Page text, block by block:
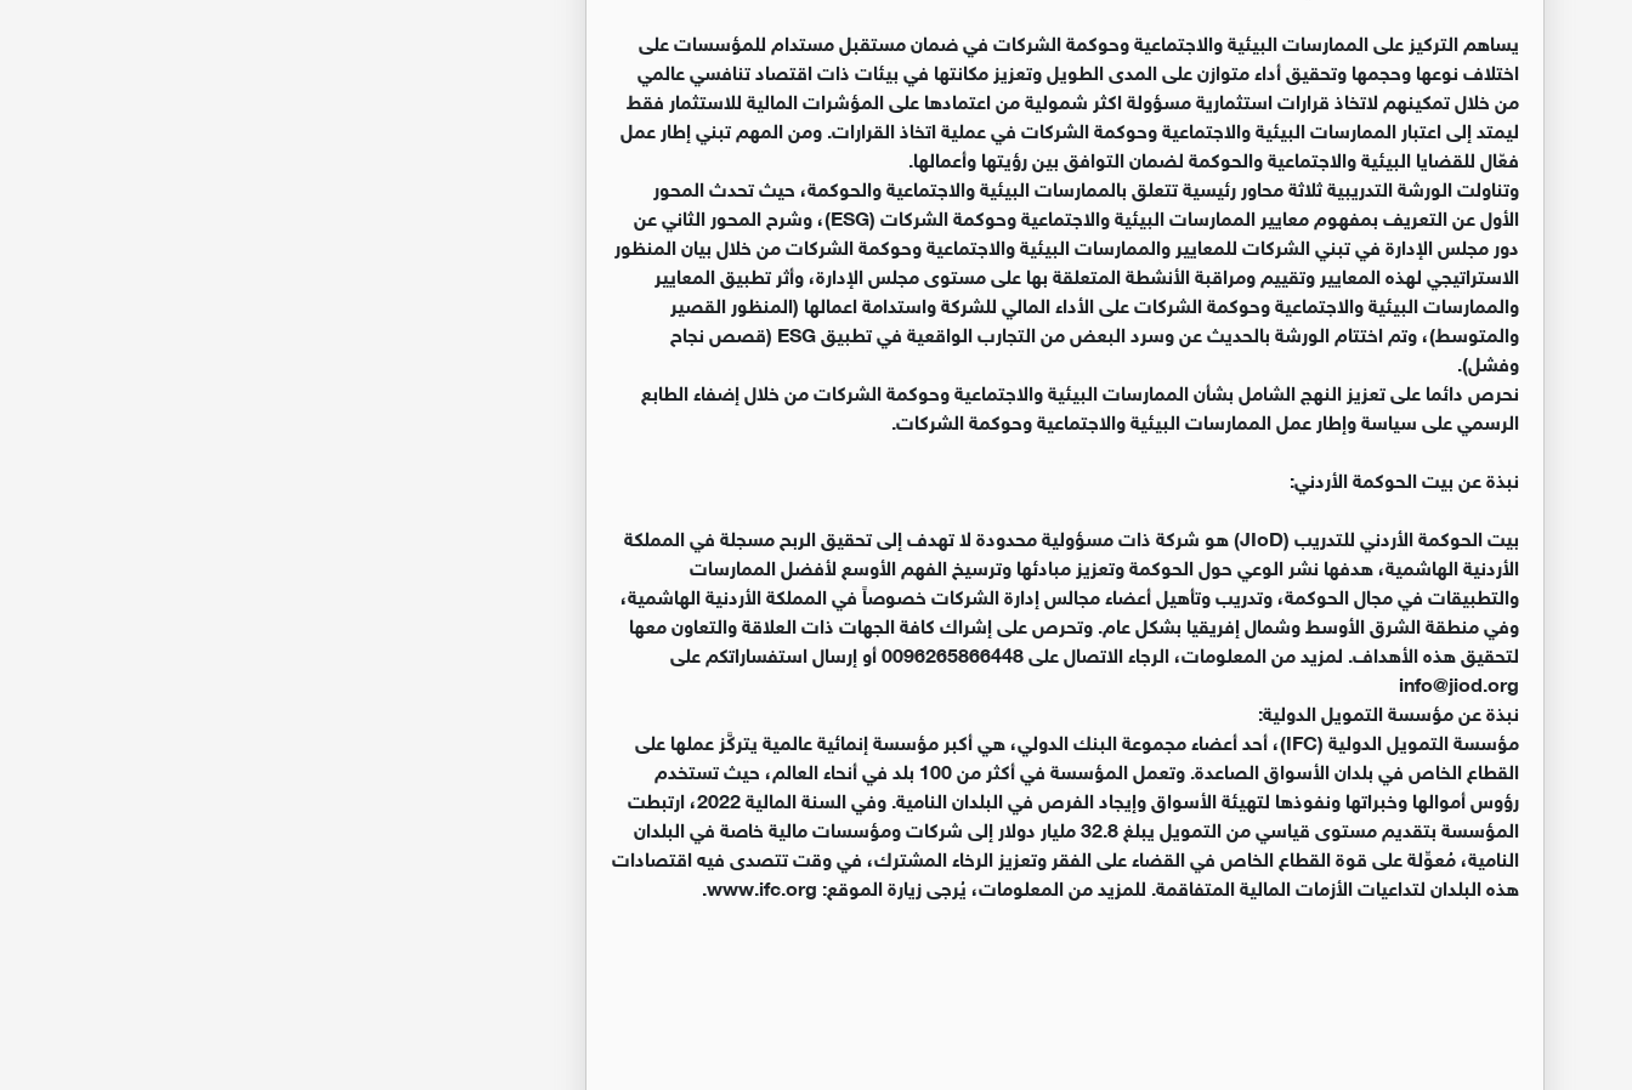
يساهم التركيز على الممارسات البيئية والاجتماعية وحوكمة الشركات في ضمان مستقبل مستدام للمؤسسات على
اختلاف نوعها وحجمها وتحقيق أداء متوازن على المدى الطويل وتعزيز مكانتها في بيئات ذات اقتصاد تنافسي عالمي
من خلال تمكينهم لاتخاذ قرارات استثمارية مسؤولة اكثر شمولية من اعتمادها على المؤشرات المالية للاستثمار فقط
ليمتد إلى اعتبار الممارسات البيئية والاجتماعية وحوكمة الشركات في عملية اتخاذ القرارات. ومن المهم تبني إطار عمل
فعّال للقضايا البيئية والاجتماعية والحوكمة لضمان التوافق بين رؤيتها وأعمالها.
وتناولت الورشة التدريبية ثلاثة محاور رئيسية تتعلق بالممارسات البيئية والاجتماعية والحوكمة، حيث تحدث المحور
الأول عن التعريف بمفهوم معايير الممارسات البيئية والاجتماعية وحوكمة الشركات (ESG)، وشرح المحور الثاني عن
دور مجلس الإدارة في تبني الشركات للمعايير والممارسات البيئية والاجتماعية وحوكمة الشركات من خلال بيان المنظور
الاستراتيجي لهذه المعايير وتقييم ومراقبة الأنشطة المتعلقة بها على مستوى مجلس الإدارة، وأثر تطبيق المعايير
والممارسات البيئية والاجتماعية وحوكمة الشركات على الأداء المالي للشركة واستدامة اعمالها (المنظور القصير
والمتوسط)، وتم اختتام الورشة بالحديث عن وسرد البعض من التجارب الواقعية في تطبيق ESG (قصص نجاح
وفشل).
نحرص دائما على تعزيز النهج الشامل بشأن الممارسات البيئية والاجتماعية وحوكمة الشركات من خلال إضفاء الطابع
الرسمي على سياسة وإطار عمل الممارسات البيئية والاجتماعية وحوكمة الشركات.
نبذة عن بيت الحوكمة الأردني:
بيت الحوكمة الأردني للتدريب (JIoD) هو شركة ذات مسؤولية محدودة لا تهدف إلى تحقيق الربح مسجلة في المملكة
الأردنية الهاشمية، هدفها نشر الوعي حول الحوكمة وتعزيز مبادئها وترسيخ الفهم الأوسع لأفضل الممارسات
والتطبيقات في مجال الحوكمة، وتدريب وتأهيل أعضاء مجالس إدارة الشركات خصوصاً في المملكة الأردنية الهاشمية،
وفي منطقة الشرق الأوسط وشمال إفريقيا بشكل عام. وتحرص على إشراك كافة الجهات ذات العلاقة والتعاون معها
لتحقيق هذه الأهداف. لمزيد من المعلومات، الرجاء الاتصال على 0096265866448 أو إرسال استفساراتكم على
info@jiod.org
نبذة عن مؤسسة التمويل الدولية:
مؤسسة التمويل الدولية (IFC)، أحد أعضاء مجموعة البنك الدولي، هي أكبر مؤسسة إنمائية عالمية يتركَّز عملها على
القطاع الخاص في بلدان الأسواق الصاعدة. وتعمل المؤسسة في أكثر من 100 بلد في أنحاء العالم، حيث تستخدم
رؤوس أموالها وخبراتها ونفوذها لتهيئة الأسواق وإيجاد الفرص في البلدان النامية. وفي السنة المالية 2022، ارتبطت
المؤسسة بتقديم مستوى قياسي من التمويل يبلغ 32.8 مليار دولار إلى شركات ومؤسسات مالية خاصة في البلدان
النامية، مُعوِّلة على قوة القطاع الخاص في القضاء على الفقر وتعزيز الرخاء المشترك، في وقت تتصدى فيه اقتصادات
هذه البلدان لتداعيات الأزمات المالية المتفاقمة. للمزيد من المعلومات، يُرجى زيارة الموقع: www.ifc.org.